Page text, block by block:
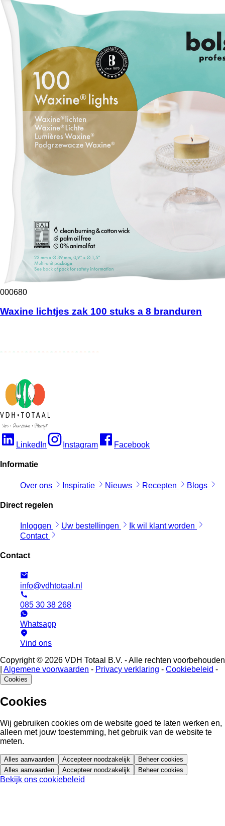
000680
Waxine lichtjes zak 100 stuks a 8 branduren
LinkedIn Instagram Facebook
Informatie
Over ons Inspiratie Nieuws Recepten Blogs
Direct regelen
Inloggen Uw bestellingen
Ik wil klant worden
Contact
Contact
info@vdhtotaal.nl
085 30 38 268
Whatsapp
Vind ons
Copyright © 2026 VDH Totaal B.V. - Alle rechten voorbehouden
Algemene voorwaarden - Privacy verklaring - Cookiebeleid -
Cookies
Cookies
Wij gebruiken cookies om de website goed te laten werken en,
alleen met jouw toestemming, het gebruik van de website te
meten.
Alles aanvaarden Accepteer noodzakelijk
Beheer cookies
Alles aanvaarden
Accepteer noodzakelijk Beheer cookies
Bekijk ons cookiebeleid